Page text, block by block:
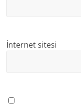
İnternet sitesi